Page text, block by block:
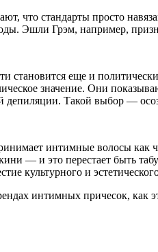
что стандарты просто
Эшли Грэм, например,
становится еще и
значение. Они
депиляции. Такой выбор —
интимные волосы как
— и это перестает быть
культурного и